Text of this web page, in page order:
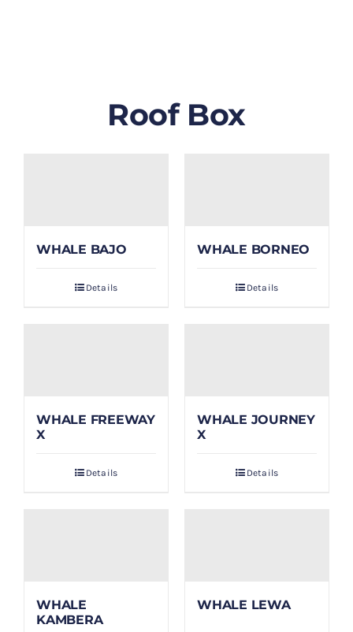
PAYMENT
Roof Box
WHALE BAJO
Details
WHALE BORNEO
Details
WHALE FREEWAY
X
Details
WHALE JOURNEY
X
Details
WHALE
KAMBERA
WHALE LEWA